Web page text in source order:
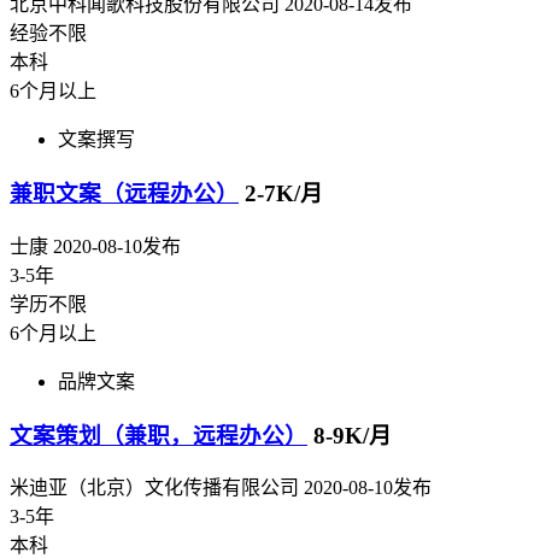
北京中科闻歌科技股份有限公司
2020-08-14发布
经验不限
本科
6个月以上
文案撰写
兼职文案（远程办公） 2-7K/月
士康 2020-08-10发布
3-5年
学历不限
6个月以上
品牌文案
文案策划（兼职，远程办公） 8-9K/月
米迪亚（北京）文化传播有限公司 2020-08-10发布
3-5年
本科